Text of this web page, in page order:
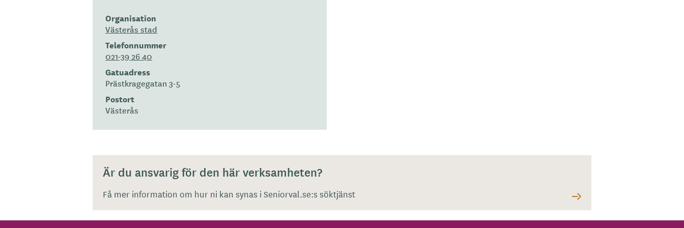
Organisation
Västerås stad
Telefonnummer
021-39 26 40
Gatuadress
Prästkragegatan 3-5
Postort
Västerås
Är du ansvarig för den här verksamheten?
Få mer information om hur ni kan synas i Seniorval.se:s söktjänst